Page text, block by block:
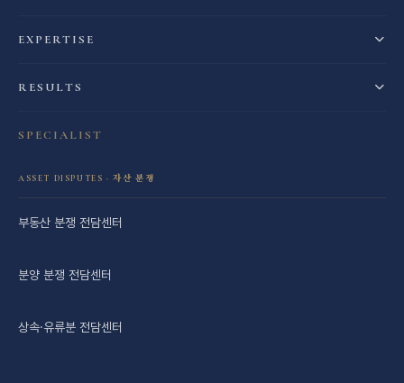
EXPERTISE
RESULTS
SPECIALIST
ASSET DISPUTES · 자산 분쟁
부동산 분쟁 전담센터
분양 분쟁 전담센터
상속·유류분 전담센터